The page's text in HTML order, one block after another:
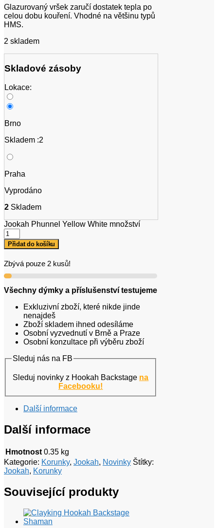
Glazurovaný vršek zaručí dostatek tepla po
celou dobu kouření. Vhodné na většinu typů
HMS.
2 skladem
Skladové zásoby
Lokace:
Brno
Skladem :2
Praha
Vyprodáno
2 Skladem
Jookah Phunnel Yellow White množství
Přidat do košíku
Zbývá pouze 2 kusů!
Všechny dýmky a příslušenství testujeme
Exkluzivní zboží, které nikde jinde
nenajdeš
Zboží skladem ihned odesíláme
Osobní vyzvednutí v Brně a Praze
Osobní konzultace při výběru zboží
Sleduj nás na FB
Sleduj novinky z Hookah Backstage na
Facebooku!
Další informace
Další informace
Hmotnost 0.35 kg
Kategorie: Korunky, Jookah, Novinky Štítky:
Jookah, Korunky
Související produkty